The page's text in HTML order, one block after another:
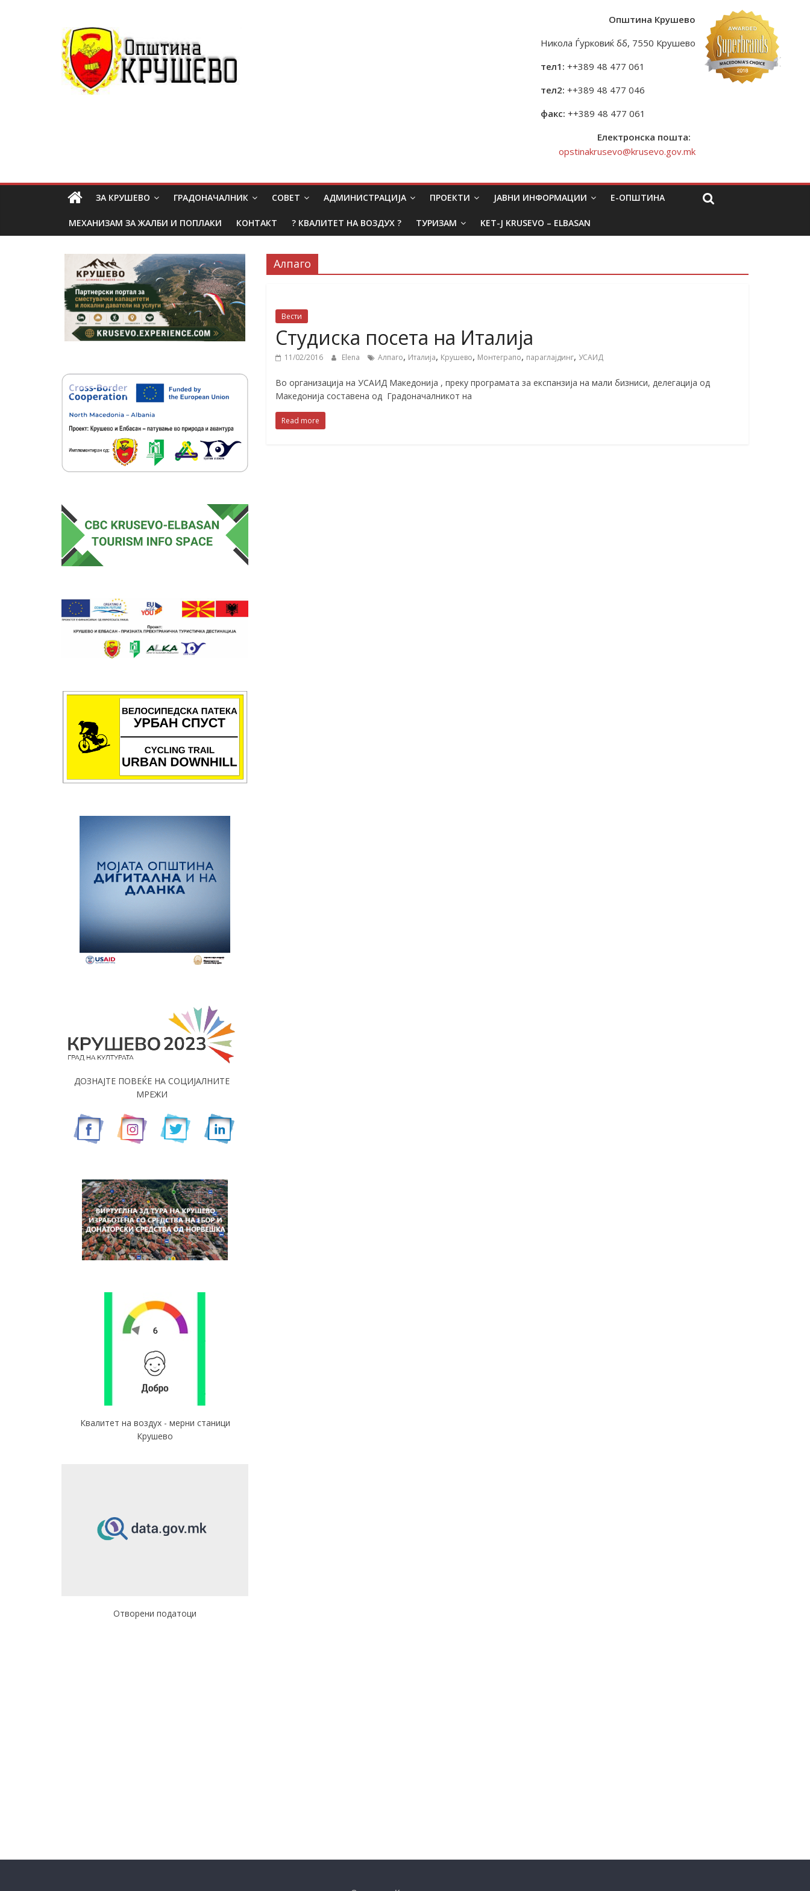
Општина Крушево
Никола Ѓурковиќ бб, 7550 Крушево
тел1: ++389 48 477 061
тел2: ++389 48 477 046
факс: ++389 48 477 061
Електронска пошта:
opstinakrusevo@krusevo.gov.mk
ЗА КРУШЕВО ГРАДОНАЧАЛНИК СОВЕТ АДМИНИСТРАЦИЈА ПРОЕКТИ ЈАВНИ ИНФОРМАЦИИ Е-ОПШТИНА
МЕХАНИЗАМ ЗА ЖАЛБИ И ПОПЛАКИ КОНТАКТ ? КВАЛИТЕТ НА ВОЗДУХ ? ТУРИЗАМ KET-J KRUSEVO – ELBASAN
Алпаго
Вести
Студиска посета на Италија
11/02/2016 Elena Алпаго, Италија, Крушево, Монтеграпо, параглајдинг, УСАИД
Во организација на УСАИД Македонија , преку програмата за експанзија на мали бизниси, делегација од
Македонија составена од Градоначалникот на
Read more
ДОЗНАЈТЕ ПОВЕЌЕ НА СОЦИЈАЛНИТЕ
МРЕЖИ
Квалитет на воздух - мерни станици
Крушево
Отворени податоци